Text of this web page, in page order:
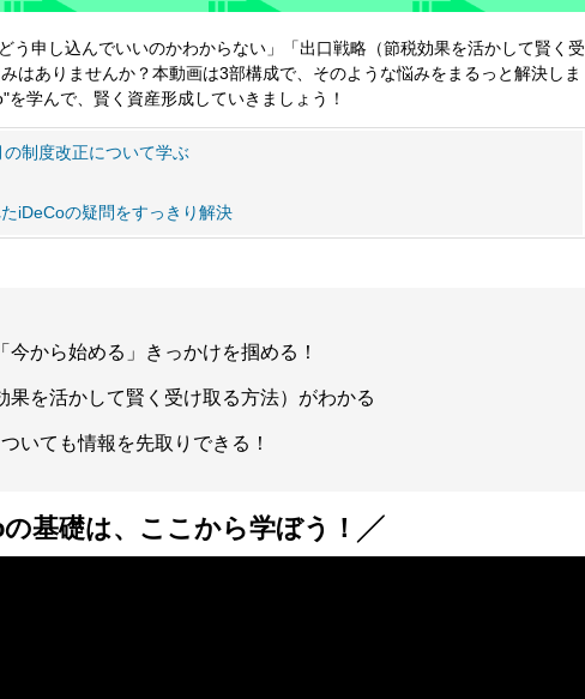
う申し込んでいいのかわからない」「出口戦略（節税効果を活かして賢く受
はありませんか？本動画は3部構成で、そのような悩みをまるっと解決しま
学んで、賢く資産形成していきましょう！
制度改正について学ぶ
iDeCoの疑問をすっきり解決
から始める」きっかけを掴める！
果を活かして賢く受け取る方法）がわかる
いても情報を先取りできる！
基礎は、ここから学ぼう！╱